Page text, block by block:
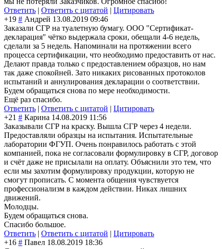
Ответить | Ответить с цитатой | Цитировать
+19 # Андрей 13.08.2019 09:46
Заказали СГР на туалетную бумагу. ООО "Сертификат-
декларация" чётко выдержала сроки, обещали 4-6 недель,
сделали за 5 недель. Напоминали на протяжении всего
процесса сертификации, что необходимо предоставить от нас.
Делают правда только с предоставлением образцов, но нам
так даже спокойней. Зато никаких рисованных протоколов
испытаний и аннулирования декларации о соответствии.
Будем обращаться снова по мере необходимости.
Ещё раз спасибо.
Ответить | Ответить с цитатой | Цитировать
+21 # Карина 14.08.2019 11:56
Заказывали СГР на краску. Вышла СГР через 4 недели.
Предоставляли образцы на испытания. Испытательные
лаборатории ФГУП. Очень понравилось работать с этой
компанией, пока не согласовали формулировку в СГР, договор
и счёт даже не присылали на оплату. Объяснили это тем, что
если мы захотим формулировку продукции, которую не
смогут прописать. С момента общения чувствуется
профессионализм в каждом действии. Никах лишних
движений.
Молодцы.
Будем обращаться снова.
Спасибо большое.
Ответить | Ответить с цитатой | Цитировать
+16 # Павел 18.08.2019 18:36